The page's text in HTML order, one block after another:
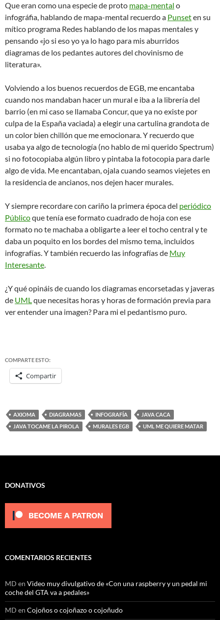
Que eran como una especie de proto mapa-mental o
infográfia, hablando de mapa-mental recuerdo a Punseten su
mítico programa Redes hablando de los mapas mentales y
pensando «jo si eso yo ya lo hago para mis aburridos
diagramas de los pedantes autores del chovinismo de
literatura».
Volviendo a los buenos recuerdos de EGB, me encantaba
cuando nos mandaban hacer un mural e iba a la librería del
barrio (en mi caso se llamaba Concur, que ya no existe por
culpa de la España vaciada) a elegir una cartulina grandota de
un color bien chillón que me emocionara. Y recuerdo que
usaba ya algo de tecnología (no hablo de mi querido Spectrum)
si no fotocopiaba algún libro y pintaba la fotocopia para darle
algo de vida. Me encantaban, ojala cuando seamos viejetes en
la residencia de ancianos, nos dejen hacer murales.
Y siempre recordare con cariño la primera época del periódico
Públicoque tenía ese formato cuadrado de hoja con ese
formato no te machaba a obligarte a leer el tocho central y te
daba un poquito en los bordes del mismo tema, incluidos
infografías. Y también recuerdo las infografías de Muy
Interesante.
¿Y qué opináis de cuando los diagramas encorsetadas y javeras
de UMLque necesitas horas y horas de formación previa para
ver entender una imagen? Para mi el pedantismo puro.
COMPARTE ESTO:
Compartir
AXIOMA DIAGRAMAS INFOGRAFÍA
JAVA CACA
JAVA TOCAME LA PIROLA
MURALES EGB UML ME QUIERE MATAR
DONATIVOS
COMENTARIOS RECIENTES
MD en Video muy divulgativo de «Con una raspberry y un pedal mi
coche del GTA va a pedales»
MD en Cojoños o cojoñazo o cojoñudo